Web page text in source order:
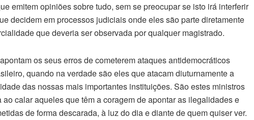
emitem opiniões sobre tudo, sem se preocupar se isto irá interferir
decidem em processos judiciais onde eles são parte diretamente
que deveria ser observada por qualquer magistrado.
os seus erros de cometerem ataques antidemocráticos
quando na verdade são eles que atacam diuturnamente a
das nossas mais importantes instituições. São estes ministros
calar aqueles que têm a coragem de apontar as ilegalidades e
de forma descarada, à luz do dia e diante de quem quiser ver.